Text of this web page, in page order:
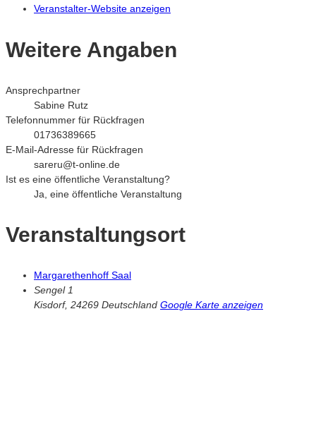
Veranstalter-Website anzeigen
Weitere Angaben
Ansprechpartner
Sabine Rutz
Telefonnummer für Rückfragen
01736389665
E-Mail-Adresse für Rückfragen
sareru@t-online.de
Ist es eine öffentliche Veranstaltung?
Ja, eine öffentliche Veranstaltung
Veranstaltungsort
Margarethenhoff Saal
Sengel 1
Kisdorf, 24269 Deutschland Google Karte anzeigen